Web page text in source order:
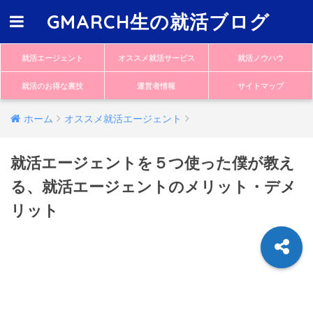
GMARCH生の就活ブログ
就活エージェント オススメ就活サービス 就活ノウハウ
就活のお得な裏技 運営者情報 サイトマップ
ホーム オススメ就活エージェント
就活エージェントを５つ使った僕が教え
る、就活エージェントのメリット・デメ
リット